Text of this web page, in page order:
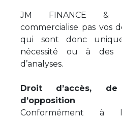
JM FINANCE &
commercialise pas vos
qui sont donc
nécessité ou à des
d’analyses.
Droit d’accès,
d’opposition
Conformément à